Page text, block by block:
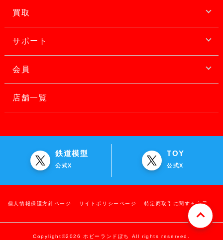
買取
サポート
会員
店舗一覧
鉄道模型
公式X
TOY
公式X
個人情報保護方針ページ サイトポリシーページ 特定商取引に関する表示
Copylight©2026 ホビーランドぽち All rights reserved.